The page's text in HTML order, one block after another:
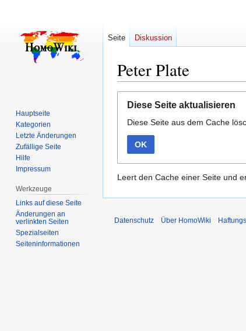
Peter Plate
Navigation
springen
Suche
springen
Diese Seite aktualisieren
Diese Seite aus dem Cache
OK
Leert den Cache einer Seite und
Seite Diskussion
Hauptseite
Kategorien
Letzte Änderungen
Zufällige Seite
Hilfe
Impressum
Werkzeuge
Links auf diese Seite
Änderungen an
verlinkten Seiten
Spezialseiten
Seiten­­informationen
Datenschutz Über HomoWiki